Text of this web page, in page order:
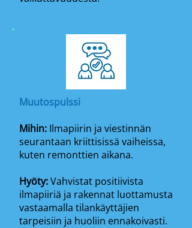
Muutospulssi
Mihin: Ilmapiirin ja viestinnän
seurantaan kriittisissä vaiheissa,
kuten remonttien aikana.
Hyöty:Vahvistat positiivista
ilmapiiriä ja rakennat luottamusta
vastaamalla tilankäyttäjien
tarpeisiin ja huoliin ennakoivasti.